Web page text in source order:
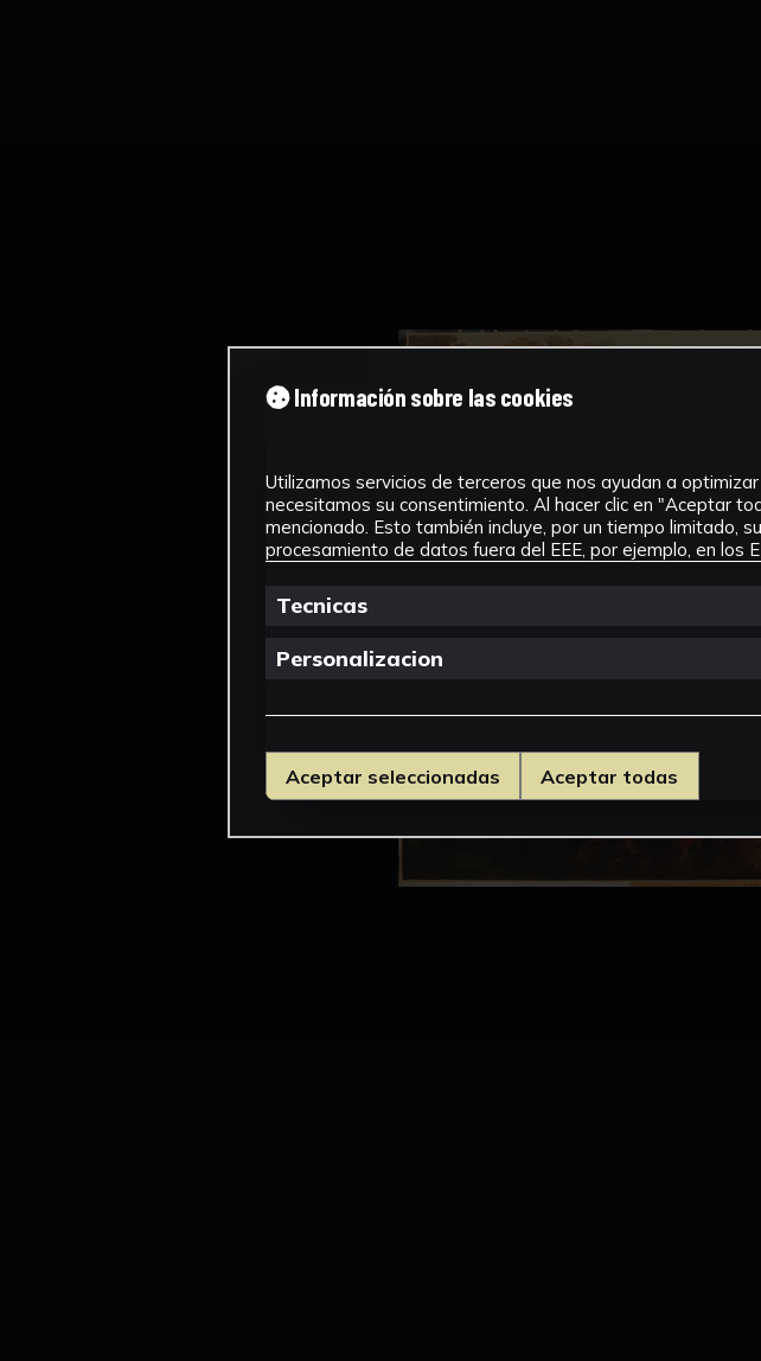
Información sobre las cookies
Utilizamos servicios de terceros que nos ayudan a
necesitamos su consentimiento. Al hacer clic en "Aceptar
mencionado. Esto también incluye, por un tiempo limitado,
procesamiento de datos fuera del EEE, por ejemplo, en los
Tecnicas
Personalizacion
Aceptar seleccionadas Aceptar todas